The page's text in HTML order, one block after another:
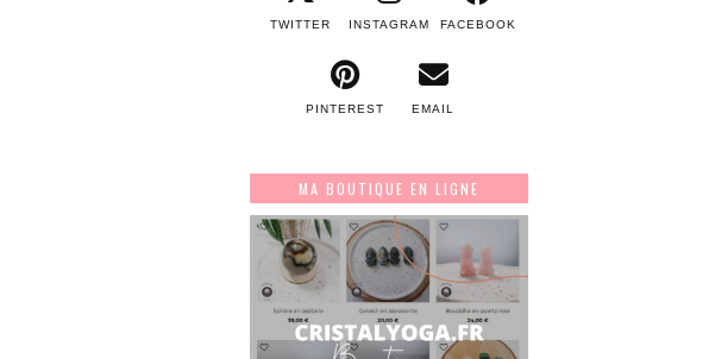
TWITTER INSTAGRAM FACEBOOK
PINTEREST EMAIL
MA BOUTIQUE EN LIGNE